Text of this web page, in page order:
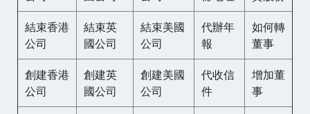
結束香港
公司
結束英
國公司
結束美國
公司
代辦年
報
如何轉
董事
創建香港
公司
創建英
國公司
創建美國
公司
代收信
件
增加董
事